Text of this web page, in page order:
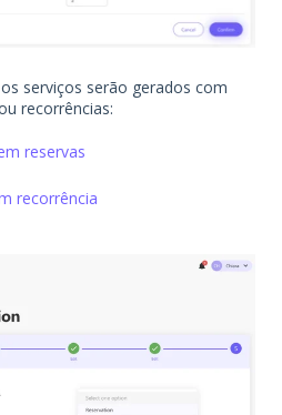
serviços serão gerados com
recorrências:
reservas
recorrência